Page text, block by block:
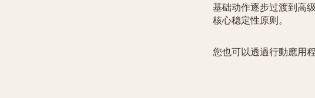
基础动作逐步过渡到高
核心稳定性原则。
您也可以透過行動應用